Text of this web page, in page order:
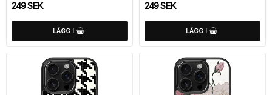
249 SEK
LÄGG I
249 SEK
LÄGG I